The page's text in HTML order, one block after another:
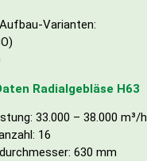
Varianten:
Radialgebläse H63
33.000 – 38.000 m³/h
16
630 mm